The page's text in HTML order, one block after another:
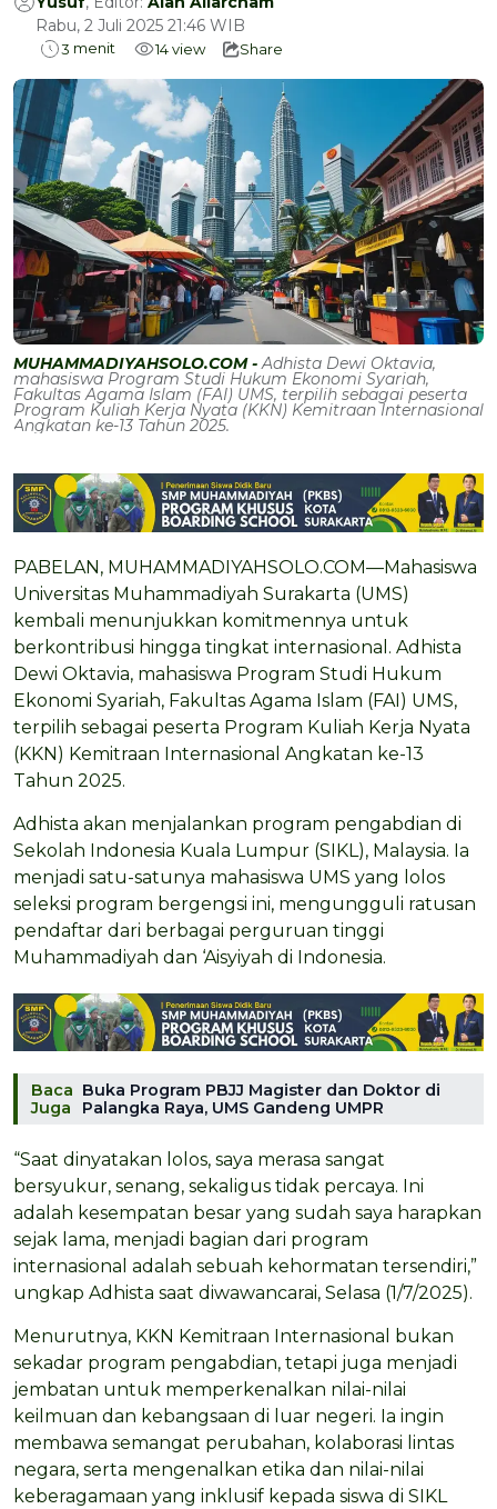
Rabu, 2 Juli 2025 21:46 WIB
3 menit 14view Share
MUHAMMADIYAHSOLO.COM -Adhista Dewi Oktavia,
mahasiswa Program Studi Hukum Ekonomi Syariah,
Fakultas Agama Islam (FAI) UMS, terpilih sebagai peserta
Program Kuliah Kerja Nyata (KKN) Kemitraan Internasional
Angkatan ke-13 Tahun 2025.
PABELAN, MUHAMMADIYAHSOLO.COM—Mahasiswa
Universitas Muhammadiyah Surakarta (UMS)
kembali menunjukkan komitmennya untuk
berkontribusi hingga tingkat internasional. Adhista
Dewi Oktavia, mahasiswa Program Studi Hukum
Ekonomi Syariah, Fakultas Agama Islam (FAI) UMS,
terpilih sebagai peserta Program Kuliah Kerja Nyata
(KKN) Kemitraan Internasional Angkatan ke-13
Tahun 2025.
Adhista akan menjalankan program pengabdian di
Sekolah Indonesia Kuala Lumpur (SIKL), Malaysia. Ia
menjadi satu-satunya mahasiswa UMS yang lolos
seleksi program bergengsi ini, mengungguli ratusan
pendaftar dari berbagai perguruan tinggi
Muhammadiyah dan ‘Aisyiyah di Indonesia.
Baca
Juga
Buka Program PBJJ Magister dan Doktor di
Palangka Raya, UMS Gandeng UMPR
“Saat dinyatakan lolos, saya merasa sangat
bersyukur, senang, sekaligus tidak percaya. Ini
adalah kesempatan besar yang sudah saya harapkan
sejak lama, menjadi bagian dari program
internasional adalah sebuah kehormatan tersendiri,”
ungkap Adhista saat diwawancarai, Selasa (1/7/2025).
Menurutnya, KKN Kemitraan Internasional bukan
sekadar program pengabdian, tetapi juga menjadi
jembatan untuk memperkenalkan nilai-nilai
keilmuan dan kebangsaan di luar negeri. Ia ingin
membawa semangat perubahan, kolaborasi lintas
negara, serta mengenalkan etika dan nilai-nilai
keberagamaan yang inklusif kepada siswa di SIKL